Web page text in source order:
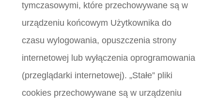
tymczasowymi, które przechowywane są w
urządzeniu końcowym Użytkownika do
czasu wylogowania, opuszczenia strony
internetowej lub wyłączenia oprogramowania
(przeglądarki internetowej). „Stałe” pliki
cookies przechowywane są w urządzeniu